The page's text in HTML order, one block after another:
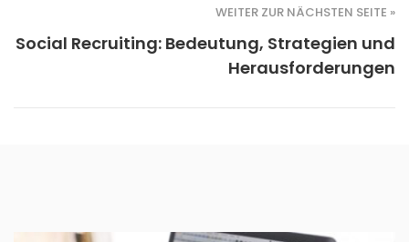
WEITER ZUR NÄCHSTEN SEITE »
Social Recruiting: Bedeutung, Strategien und
Herausforderungen